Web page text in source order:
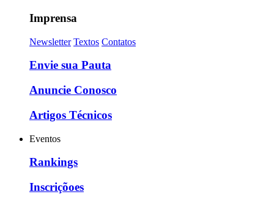
Imprensa
Newsletter Textos Contatos
Envie sua Pauta
Anuncie Conosco
Artigos Técnicos
Eventos
Rankings
Inscriçõoes